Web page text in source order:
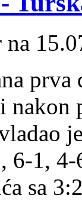
prva
nakon
6-1,
sa